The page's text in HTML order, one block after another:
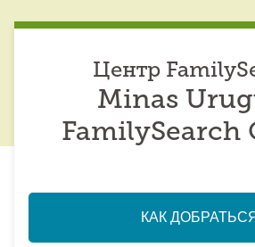
Центр
Minas
FamilySearch
КАК ДОБРАТЬСЯ